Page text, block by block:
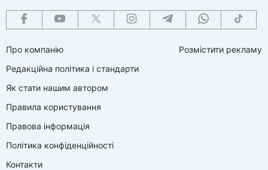
Про компанію
Редакційна політика і стандарти
Як стати нашим автором
Правила користування
Правова інформація
Політика конфіденційності
Контакти
Розмістити рекламу